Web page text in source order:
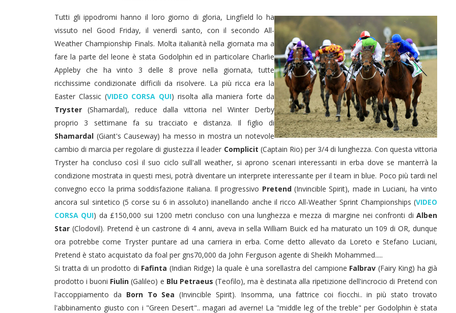
Tutti gli ippodromi hanno il loro giorno di gloria, Lingfield lo ha
vissuto nel Good Friday, il venerdì santo, con il secondo All-
Weather Championship Finals. Molta italianità nella giornata ma a
fare la parte del leone è stata Godolphin ed in particolare Charlie
Appleby che ha vinto 3 delle 8 prove nella giornata, tutte
ricchissime condizionate difficili da risolvere. La più ricca era la
Easter Classic (VIDEO CORSA QUI) risolta alla maniera forte da
Tryster (Shamardal), reduce dalla vittoria nel Winter Derby
proprio 3 settimane fa su tracciato e distanza. Il figlio di
Shamardal (Giant's Causeway) ha messo in mostra un notevole
cambio di marcia per regolare di giustezza il leader Complicit (Captain Rio) per 3/4 di lunghezza. Con questa vittoria
Tryster ha concluso così il suo ciclo sull'all weather, si aprono scenari interessanti in erba dove se manterrà la
condizione mostrata in questi mesi, potrà diventare un interprete interessante per il team in blue. Poco più tardi nel
convegno ecco la prima soddisfazione italiana. Il progressivo Pretend(Invincible Spirit), made in Luciani, ha vinto
ancora sul sintetico (5 corse su 6 in assoluto) inanellando anche il ricco All-Weather Sprint Championships (VIDEO
CORSA QUI) da £150,000 sui 1200 metri concluso con una lunghezza e mezza di margine nei confronti diAlben
Star (Clodovil). Pretend è un castrone di 4 anni, aveva in sella William Buick ed ha maturato un 109 di OR, dunque
ora potrebbe come Tryster puntare ad una carriera in erba. Come detto allevato da Loreto e Stefano Luciani,
Pretend è stato acquistato da foal per gns70,000 da John Ferguson agente di Sheikh Mohammed.....
Si tratta di un prodotto di Fafinta (Indian Ridge) la quale è una sorellastra del campione Falbrav (Fairy King) ha già
prodotto i buoni Fiulin (Galileo) e Blu Petraeus (Teofilo), ma è destinata alla ripetizione dell'incrocio di Pretend con
l'accoppiamento da Born To Sea (Invincible Spirit). Insomma, una fattrice coi fiocchi.. in più stato trovato
l'abbinamento giusto con i "Green Desert".. magari ad averne! La "middle leg of the treble" per Godolphin è stata